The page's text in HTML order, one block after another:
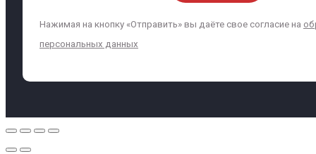
Нажимая на кнопку «Отправить» вы даёте свое согласие на
персональных данных